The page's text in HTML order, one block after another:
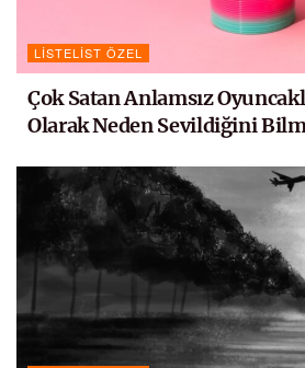
LISTELIST ÖZEL
Çok Satan Anlamsız
Olarak Neden Sevildiğini